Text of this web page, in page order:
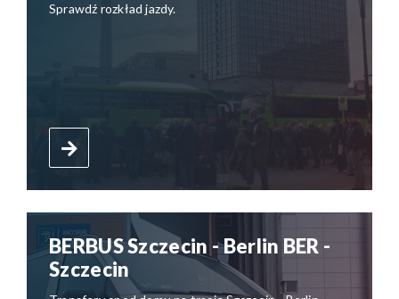
Sprawdź rozkład jazdy.
BERBUS Szczecin - Berlin BER -
Szczecin